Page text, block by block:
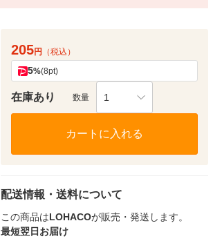
205円 （税込）
5%(8pt)
在庫あり 数量 1
カートに入れる
配送情報・送料について
この商品はLOHACOが販売・発送します。
最短翌日お届け